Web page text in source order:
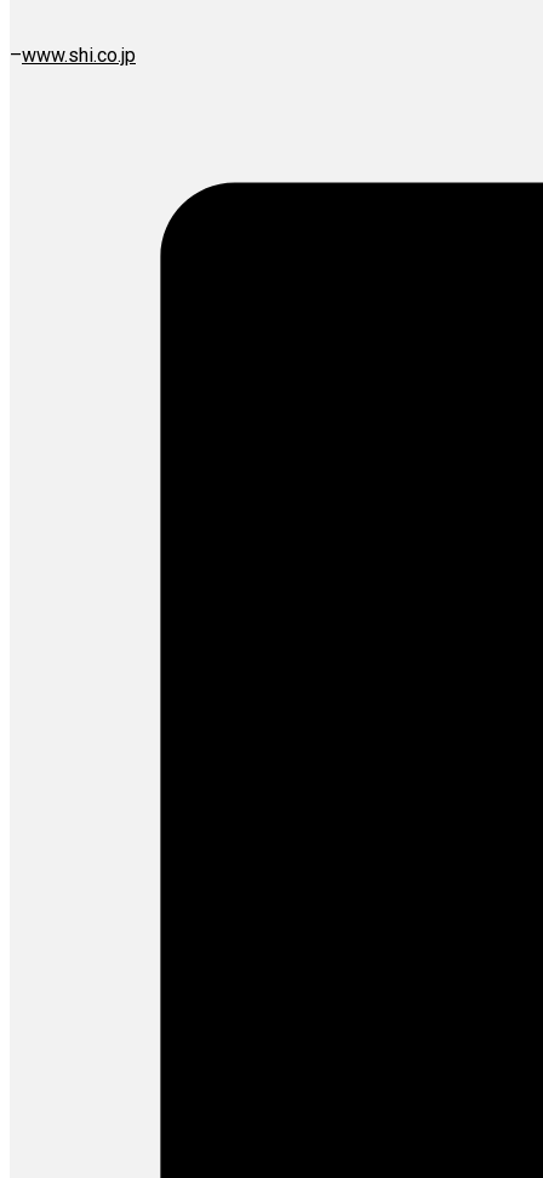
–www.shi.co.jp